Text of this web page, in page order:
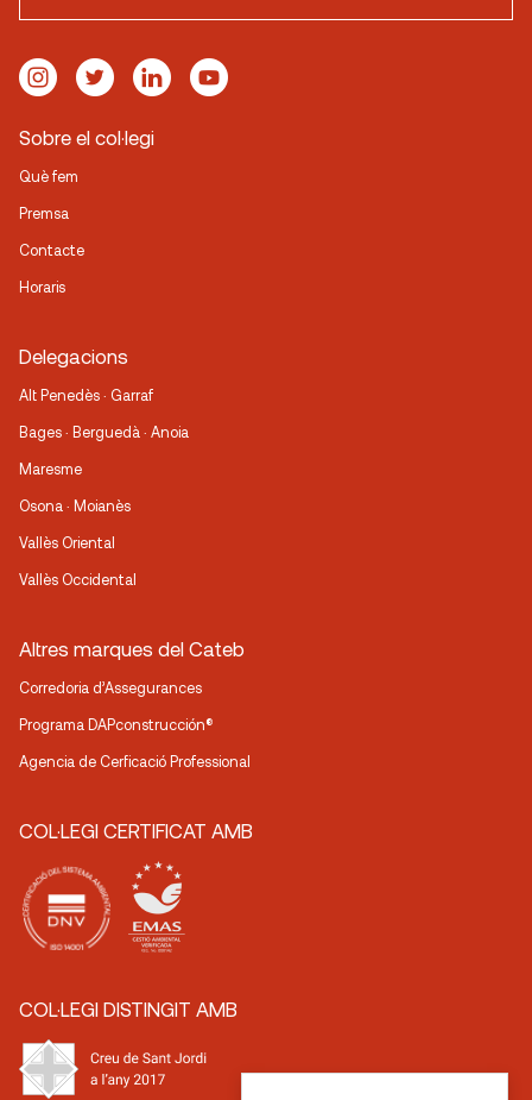
Sobre el col·legi
Què fem
Premsa
Contacte
Horaris
Delegacions
Alt Penedès · Garraf
Bages · Berguedà · Anoia
Maresme
Osona · Moianès
Vallès Oriental
Vallès Occidental
Altres marques del Cateb
Corredoria d’Assegurances
Programa DAPconstrucción®
Agencia de Cerficació Professional
COL·LEGI CERTIFICAT AMB
COL·LEGI DISTINGIT AMB